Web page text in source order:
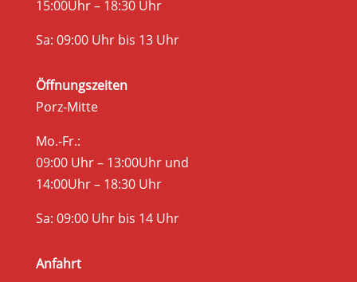
15:00Uhr – 18:30 Uhr
Sa: 09:00 Uhr bis 13 Uhr
Öffnungszeiten
Porz-Mitte
Mo.-Fr.:
09:00 Uhr – 13:00Uhr und
14:00Uhr – 18:30 Uhr
Sa: 09:00 Uhr bis 14 Uhr
Anfahrt